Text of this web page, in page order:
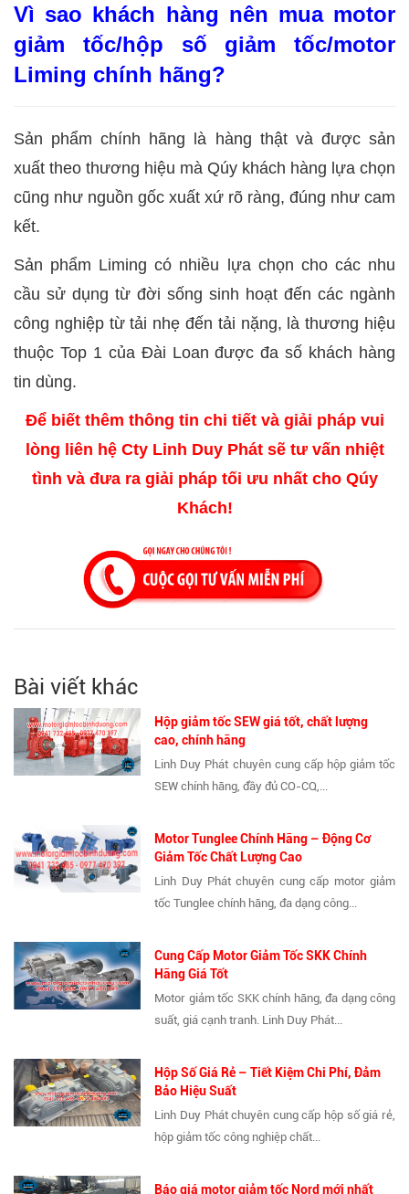
Vì sao khách hàng nên mua motor
giảm tốc/hộp số giảm tốc/motor
Liming chính hãng?
Sản phẩm chính hãng là hàng thật và được sản
xuất theo thương hiệu mà Qúy khách hàng lựa chọn
cũng như nguồn gốc xuất xứ rõ ràng, đúng như cam
kết.
Sản phẩm Liming có nhiều lựa chọn cho các nhu
cầu sử dụng từ đời sống sinh hoạt đến các ngành
công nghiệp từ tải nhẹ đến tải nặng, là thương hiệu
thuộc Top 1 của Đài Loan được đa số khách hàng
tin dùng.
Để biết thêm thông tin chi tiết và giải pháp vui
lòng liên hệ Cty Linh Duy Phát sẽ tư vấn nhiệt
tình và đưa ra giải pháp tối ưu nhất cho Qúy
Khách!
Bài viết khác
Hộp giảm tốc SEW giá tốt, chất lượng
cao, chính hãng
Linh Duy Phát chuyên cung cấp hộp giảm tốc
SEW chính hãng, đầy đủ CO-CQ,...
Motor Tunglee Chính Hãng – Động Cơ
Giảm Tốc Chất Lượng Cao
Linh Duy Phát chuyên cung cấp motor giảm
tốc Tunglee chính hãng, đa dạng công...
Cung Cấp Motor Giảm Tốc SKK Chính
Hãng Giá Tốt
Motor giảm tốc SKK chính hãng, đa dạng công
suất, giá cạnh tranh. Linh Duy Phát...
Hộp Số Giá Rẻ – Tiết Kiệm Chi Phí, Đảm
Bảo Hiệu Suất
Linh Duy Phát chuyên cung cấp hộp số giá rẻ,
hộp giảm tốc công nghiệp chất...
Báo giá motor giảm tốc Nord mới nhất